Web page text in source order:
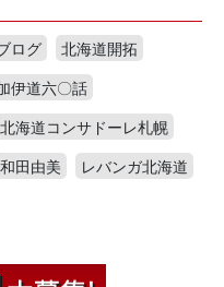
ログ
北海道開拓
伊道六〇話
北海道コンサドーレ札幌
和田由美
レバンガ北海道